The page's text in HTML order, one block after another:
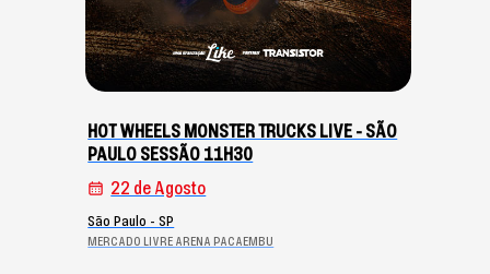
HOT WHEELS MONSTER TRUCKS LIVE - SÃO
PAULO SESSÃO 11H30
22 de Agosto
São Paulo - SP
MERCADO LIVRE ARENA PACAEMBU